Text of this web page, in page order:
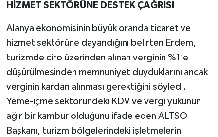
HİZMET SEKTÖRÜNE DESTEK ÇAĞRISI
Alanya ekonomisinin büyük oranda ticaret ve
hizmet sektörüne dayandığını belirten Erdem,
turizmde ciro üzerinden alınan verginin %1’e
düşürülmesinden memnuniyet duyduklarını ancak
verginin kardan alınması gerektiğini söyledi.
Yeme-içme sektöründeki KDV ve vergi yükünün
ağır bir kambur olduğunu ifade eden ALTSO
Başkanı, turizm bölgelerindeki işletmelerin